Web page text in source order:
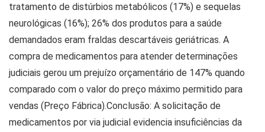
tratamento de distúrbios metabólicos (17%) e sequelas
neurológicas (16%); 26% dos produtos para a saúde
demandados eram fraldas descartáveis geriátricas. A
compra de medicamentos para atender determinações
judiciais gerou um prejuízo orçamentário de 147% quando
comparado com o valor do preço máximo permitido para
vendas (Preço Fábrica).Conclusão: A solicitação de
medicamentos por via judicial evidencia insuficiências da